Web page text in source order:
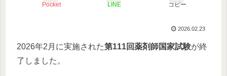
Pocket LINE コピー
2026.02.23
2026年2月に実施された第111回薬剤師国家試験が終
了しました。